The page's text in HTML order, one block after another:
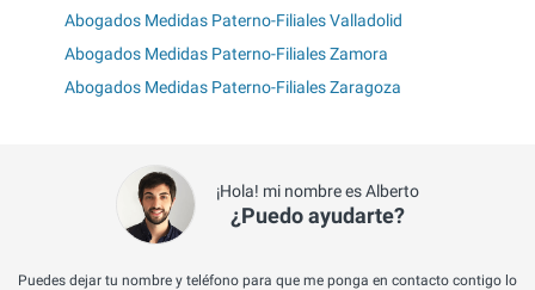
Abogados Medidas Paterno-Filiales Valladolid
Abogados Medidas Paterno-Filiales Zamora
Abogados Medidas Paterno-Filiales Zaragoza
¡Hola! mi nombre es Alberto
¿Puedo ayudarte?
Puedes dejar tu nombre y teléfono para que me ponga en contacto contigo lo